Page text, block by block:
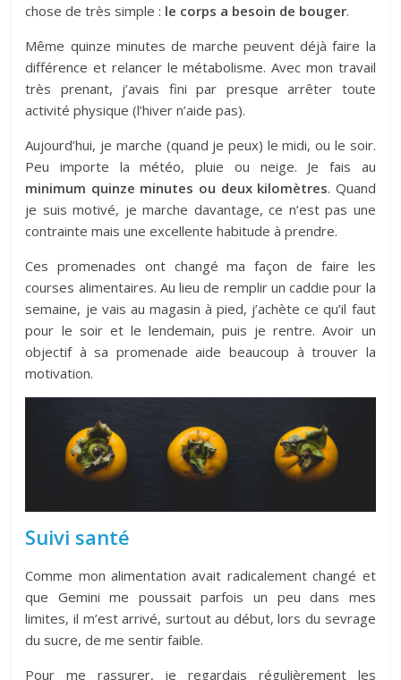
chose de très simple : le corps a besoin de bouger.
Même quinze minutes de marche peuvent déjà faire la
différence et relancer le métabolisme. Avec mon travail
très prenant, j’avais fini par presque arrêter toute
activité physique (l’hiver n’aide pas).
Aujourd’hui, je marche (quand je peux) le midi, ou le soir.
Peu importe la météo, pluie ou neige. Je fais au
minimum quinze minutes ou deux kilomètres. Quand
je suis motivé, je marche davantage, ce n’est pas une
contrainte mais une excellente habitude à prendre.
Ces promenades ont changé ma façon de faire les
courses alimentaires. Au lieu de remplir un caddie pour la
semaine, je vais au magasin à pied, j’achète ce qu’il faut
pour le soir et le lendemain, puis je rentre. Avoir un
objectif à sa promenade aide beaucoup à trouver la
motivation.
Suivi santé
Comme mon alimentation avait radicalement changé et
que Gemini me poussait parfois un peu dans mes
limites, il m’est arrivé, surtout au début, lors du sevrage
du sucre, de me sentir faible.
Pour me rassurer, je regardais régulièrement les